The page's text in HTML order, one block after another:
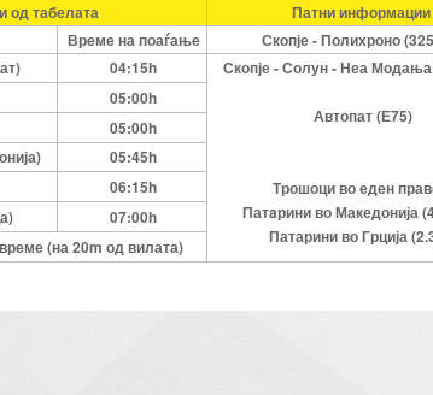
од табелата
Патни информации
Време на поаѓање
Скопје - Полихроно
04:15h Скопје - Солун - Неа
Автопат (Е75)
Трошоци во еден
Патaрини во Македонија
Патарини во Грција
05:00h
05:00h
05:45h
06:15h
07:00h
(на 20m од вилата)